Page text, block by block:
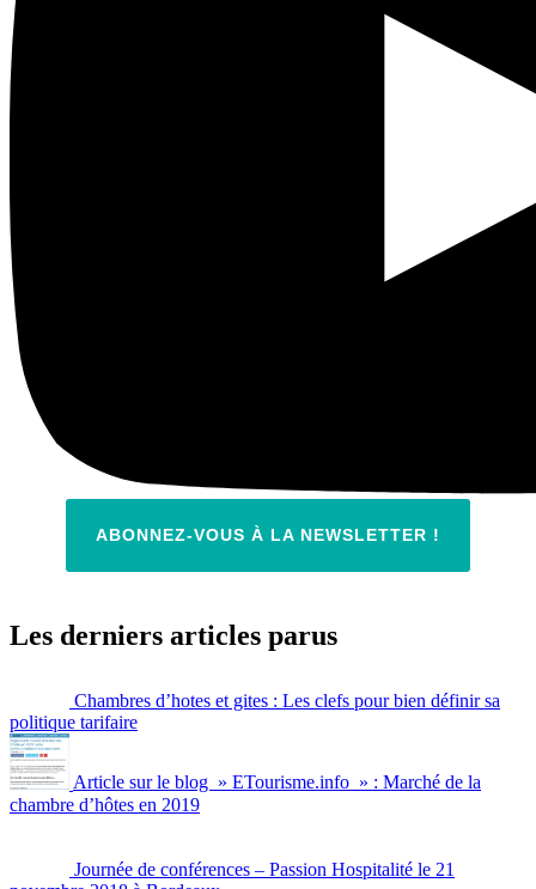
ABONNEZ-VOUS À LA NEWSLETTER !
Les derniers articles parus
Chambres d’hotes et gites : Les clefs pour bien définir sa
politique tarifaire
Article sur le blog » ETourisme.info » : Marché de la
chambre d’hôtes en 2019
Journée de conférences – Passion Hospitalité le 21